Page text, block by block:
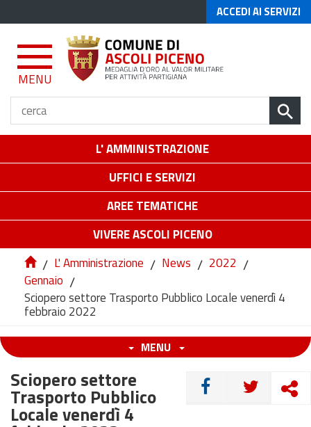
ACCEDI AI SERVIZI
MENU
L' AMMINISTRAZIONE
UFFICI E SERVIZI
AREE TEMATICHE
VIVERE ASCOLI PICENO
/ L' Amministrazione / News / 2022 /
Gennaio /
Sciopero settore Trasporto Pubblico Locale venerdì 4
febbraio 2022
MENU
CONDIVIDI
Sciopero settore
Trasporto Pubblico
Locale venerdì 4